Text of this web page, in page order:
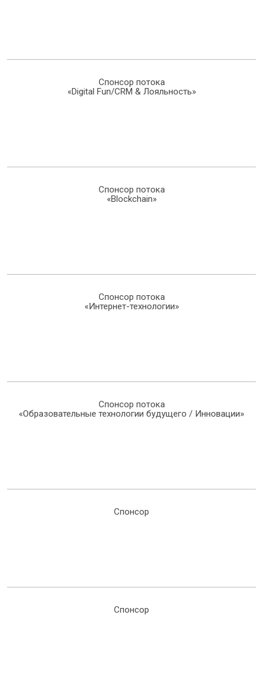
Спонсор потока
«Digital Fun/CRM & Лояльность»
Спонсор потока
«Blockchain»
Спонсор потока
«Интернет-технологии»
Спонсор потока
«Образовательные технологии будущего / Инновации»
Спонсор
Спонсор